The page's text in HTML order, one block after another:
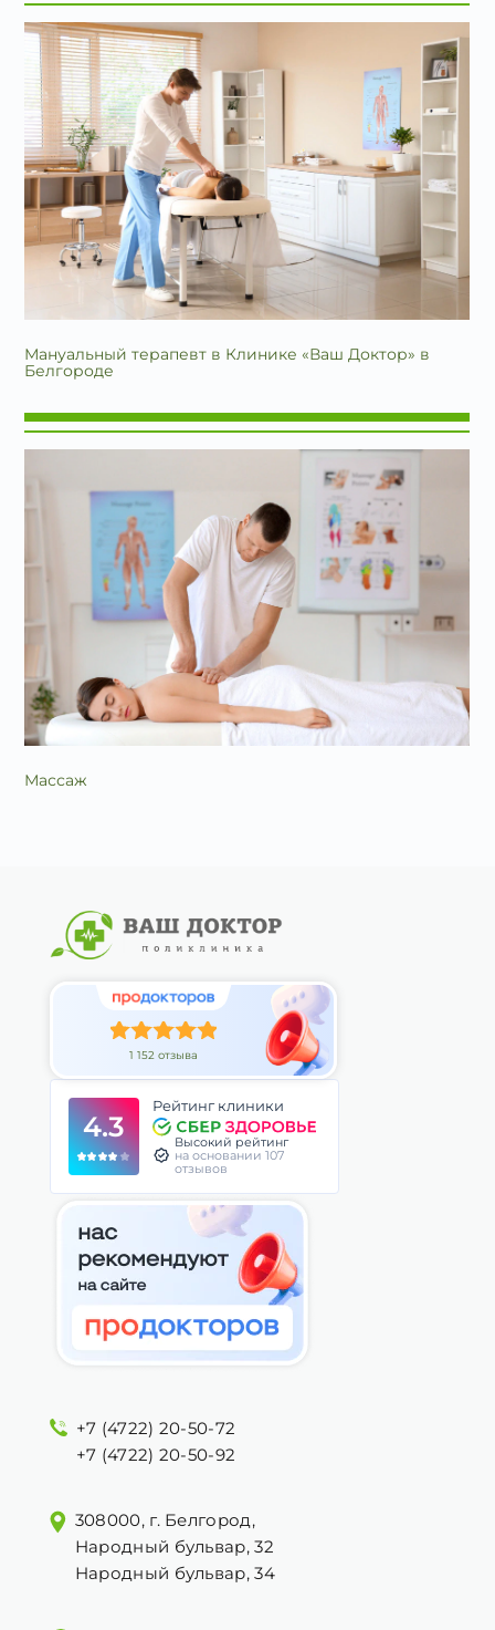
Мануальный терапевт в Клинике «Ваш Доктор» в
Белгороде
Массаж
1 152 отзыва
4.3
Рейтинг клиники
Высокий рейтинг
на основании 107
отзывов
+7 (4722) 20-50-72
+7 (4722) 20-50-92
308000, г. Белгород,
Народный бульвар, 32
Народный бульвар, 34